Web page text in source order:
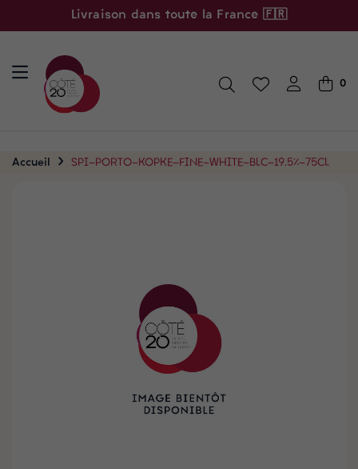
Livraison dans toute la France 🇫🇷
0
Accueil SPI-PORTO-KOPKE-FINE-WHITE-BLC-19.5%-75CL